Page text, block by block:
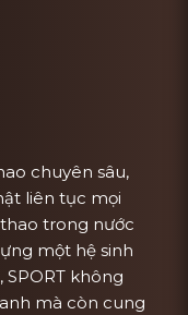
chuyên sâu,
liên tục mọi
trong nước
một hệ sinh
không
mà còn cung